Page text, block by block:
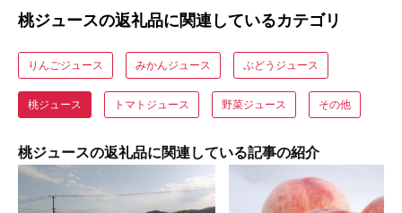
桃ジュースの返礼品に関連しているカテゴリ
りんごジュース みかんジュース ぶどうジュース
桃ジュース トマトジュース 野菜ジュース その他
桃ジュースの返礼品に関連している記事の紹介